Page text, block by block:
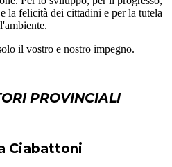
la felicità dei cittadini e per la tutela
il vostro e nostro impegno.
PROVINCIALI
Ciabattoni